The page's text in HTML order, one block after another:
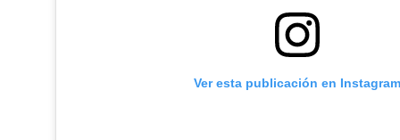
Ver esta publicación en Instagram